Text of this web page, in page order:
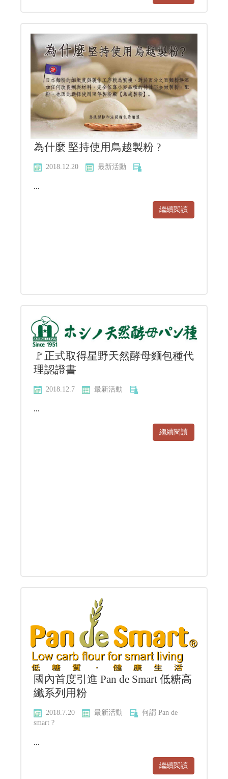
為什麼 堅持使用鳥越製粉 ?
2018.12.20 最新活動
...
繼續閱讀
🚩正式取得星野天然酵母麵包種代
理認證書
2018.12.7 最新活動
...
繼續閱讀
國內首度引進 Pan de Smart 低糖高
纖系列用粉
2018.7.20 最新活動
何謂 Pan de
smart ?
...
繼續閱讀